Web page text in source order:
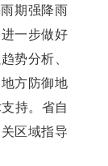
期强降雨
一步做好
势分析、
方防御地
持。省自
区域指导